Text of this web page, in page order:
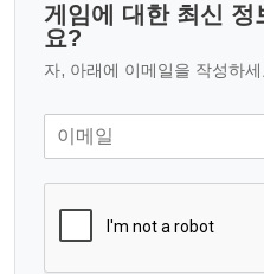
게임에 대한 최신 정
요?
자, 아래에 이메일을 작성하세